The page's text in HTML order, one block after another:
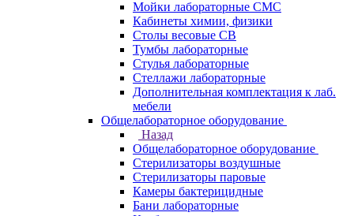
Мойки лабораторные СМС
Кабинеты химии, физики
Столы весовые СВ
Тумбы лабораторные
Стулья лабораторные
Стеллажи лабораторные
Дополнительная комплектация к лаб.
мебели
Общелабораторное оборудование
Назад
Общелабораторное оборудование
Стерилизаторы воздушные
Стерилизаторы паровые
Камеры бактерицидные
Бани лабораторные